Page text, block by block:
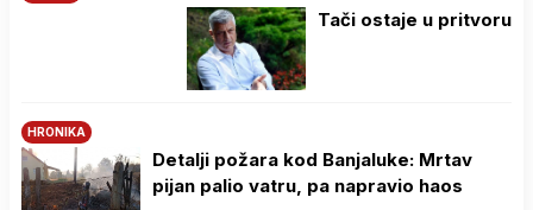
Tači ostaje u pritvoru
HRONIKA
Detalji požara kod Banjaluke: Mrtav
pijan palio vatru, pa napravio haos